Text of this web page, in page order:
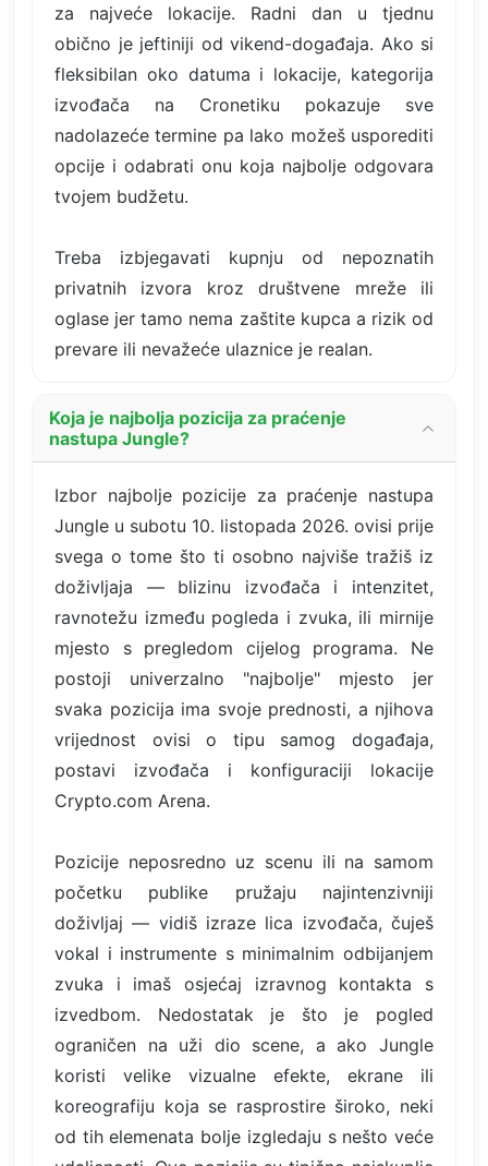
za najveće lokacije. Radni dan u tjednu
obično je jeftiniji od vikend-događaja. Ako si
fleksibilan oko datuma i lokacije, kategorija
izvođača na Cronetiku pokazuje sve
nadolazeće termine pa lako možeš usporediti
opcije i odabrati onu koja najbolje odgovara
tvojem budžetu.
Treba izbjegavati kupnju od nepoznatih
privatnih izvora kroz društvene mreže ili
oglase jer tamo nema zaštite kupca a rizik od
prevare ili nevažeće ulaznice je realan.
Koja je najbolja pozicija za praćenje
nastupa Jungle?
Izbor najbolje pozicije za praćenje nastupa
Jungle u subotu 10. listopada 2026. ovisi prije
svega o tome što ti osobno najviše tražiš iz
doživljaja — blizinu izvođača i intenzitet,
ravnotežu između pogleda i zvuka, ili mirnije
mjesto s pregledom cijelog programa. Ne
postoji univerzalno "najbolje" mjesto jer
svaka pozicija ima svoje prednosti, a njihova
vrijednost ovisi o tipu samog događaja,
postavi izvođača i konfiguraciji lokacije
Crypto.com Arena.
Pozicije neposredno uz scenu ili na samom
početku publike pružaju najintenzivniji
doživljaj — vidiš izraze lica izvođača, čuješ
vokal i instrumente s minimalnim odbijanjem
zvuka i imaš osjećaj izravnog kontakta s
izvedbom. Nedostatak je što je pogled
ograničen na uži dio scene, a ako Jungle
koristi velike vizualne efekte, ekrane ili
koreografiju koja se rasprostire široko, neki
od tih elemenata bolje izgledaju s nešto veće